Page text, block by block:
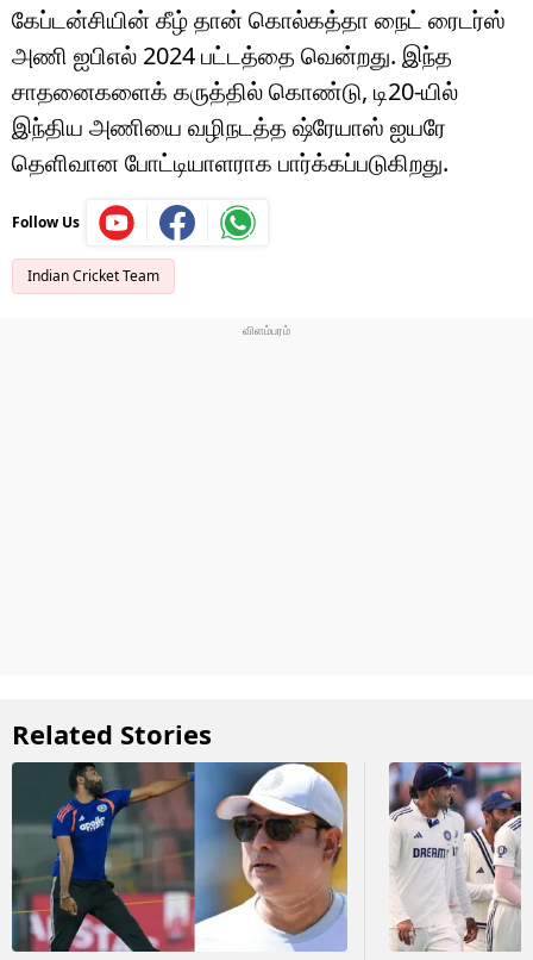
கேப்டன்சியின் கீழ் தான் கொல்கத்தா நைட் ரைடர்ஸ்
அணி ஐபிஎல் 2024 பட்டத்தை வென்றது. இந்த
சாதனைகளைக் கருத்தில் கொண்டு, டி20-யில்
இந்திய அணியை வழிநடத்த ஷ்ரேயாஸ் ஐயரே
தெளிவான போட்டியாளராக பார்க்கப்படுகிறது.
Follow Us
Indian Cricket Team
Related Stories